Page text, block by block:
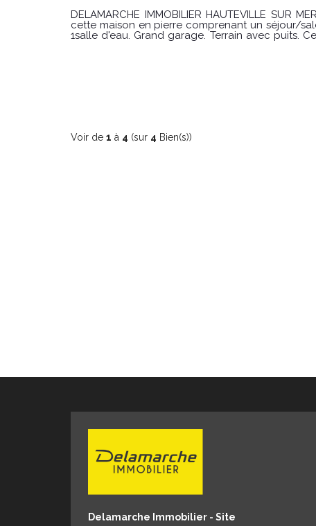
DELAMARCHE IMMOBILIER HAUTEVILLE SUR
cette maison en pierre comprenant un séjour/salon, une cuisine, 3 chambres,
1salle d'eau. Grand garage. Terrain avec puits. Cette maison est proposée au
Voir de 1 à 4 (sur 4 Bien(s))
Delamarche Immobilier - Site